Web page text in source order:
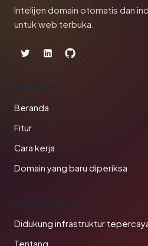
Intelijen domain otomatis dan
untuk web terbuka.
PRODUK
Beranda
Fitur
Cara kerja
Domain yang baru diperiksa
PERUSAHAAN
Didukung infrastruktur
Tentang